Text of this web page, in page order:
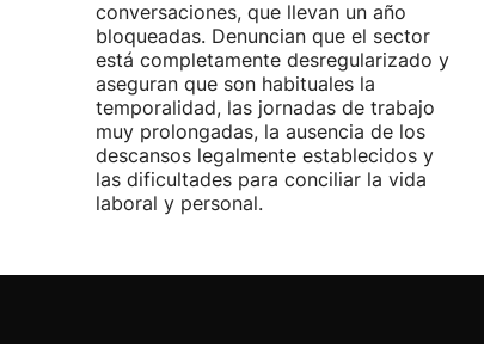
conversaciones, que llevan un año
bloqueadas. Denuncian que el sector
está completamente desregularizado y
aseguran que son habituales la
temporalidad, las jornadas de trabajo
muy prolongadas, la ausencia de los
descansos legalmente establecidos y
las dificultades para conciliar la vida
laboral y personal.